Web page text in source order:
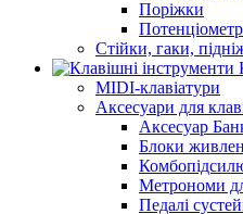
Поріжки
Стійки, гаки,
MIDI-клавіатури
Аксесуари для
Аксесуар
Блоки
Метрономи
Педалі